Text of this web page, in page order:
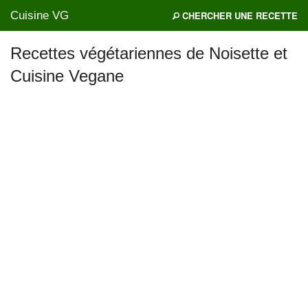
Cuisine VG CHERCHER UNE RECETTE
Mes blogs préférés
Recettes végétariennes de Noisette et
Cuisine Vegane